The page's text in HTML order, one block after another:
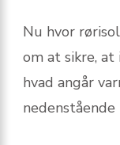
Nu hvor
om at sikre,
hvad angår